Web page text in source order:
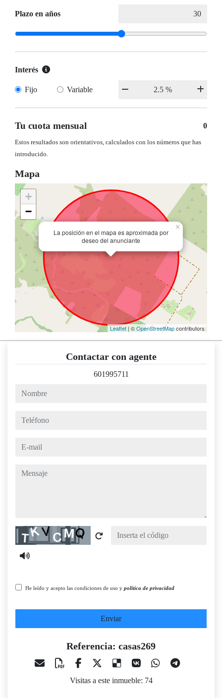
Plazo en años
Interés
Fijo Variable
Tu cuota mensual 0
Estos resultados son orientativos, calculados con los números que has
introducido.
Mapa
La posición en el mapa es aproximada por
deseo del anunciante
×
+
−
Leaflet | ©OpenStreetMapcontributors
Contactar con agente
601995711
nombre
teléfono
e-mail
mensaje
Captcha
He leído y acepto las condiciones de uso y política de privacidad
Enviar
Referencia: casas269
Visitas a este inmueble: 74